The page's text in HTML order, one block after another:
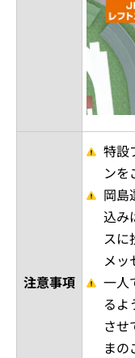
注意事項
特設
ンを
岡島
込み
スに
メッ
一人
るよ
させ
まの